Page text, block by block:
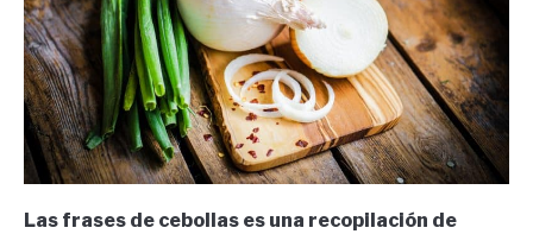
Las frases de cebollas es una recopilación de